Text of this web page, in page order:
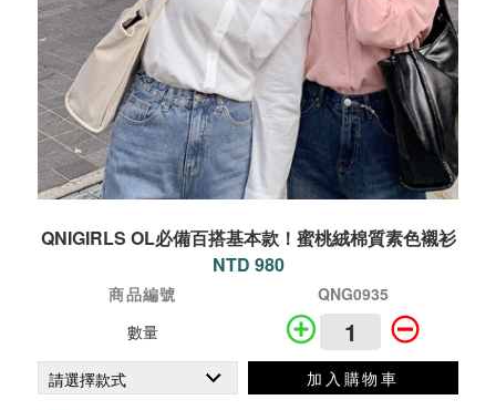
QNIGIRLS OL必備百搭基本款！蜜桃絨棉質素色襯衫
NTD 980
商品編號
QNG0935
數量
加入購物車